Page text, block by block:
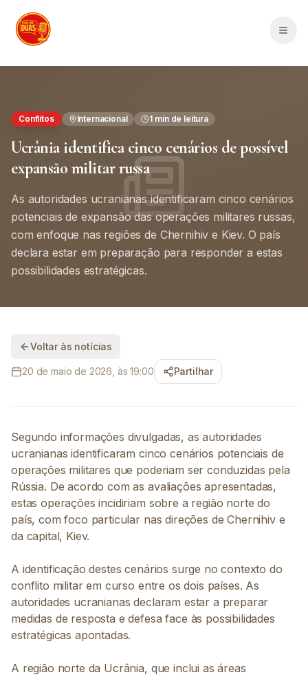
Conflitos Internacional 1 min de leitura
Ucrânia identifica cinco cenários de possível
expansão militar russa
As autoridades ucranianas identificaram cinco cenários
potenciais de expansão das operações militares russas,
com enfoque nas regiões de Chernihiv e Kiev. O país
declara estar em preparação para responder a estas
possibilidades estratégicas.
Voltar às notícias
20 de maio de 2026, às 19:00 Partilhar
Segundo informações divulgadas, as autoridades
ucranianas identificaram cinco cenários potenciais de
operações militares que poderiam ser conduzidas pela
Rússia. De acordo com as avaliações apresentadas,
estas operações incidiriam sobre a região norte do
país, com foco particular nas direções de Chernihiv e
da capital, Kiev.
A identificação destes cenários surge no contexto do
conflito militar em curso entre os dois países. As
autoridades ucranianas declaram estar a preparar
medidas de resposta e defesa face às possibilidades
estratégicas apontadas.
A região norte da Ucrânia, que inclui as áreas